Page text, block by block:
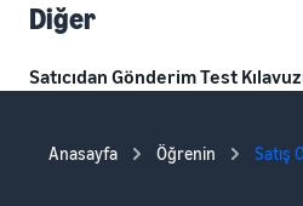
Diğer
Satıcıdan Gönderim Test
Anasayfa Öğrenin Satış